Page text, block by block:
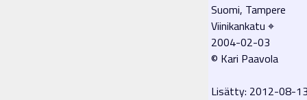
Suomi, Tampere
Viinikankatu ⌖
2004-02-03
© Kari Paavola
Lisätty: 2012-08-